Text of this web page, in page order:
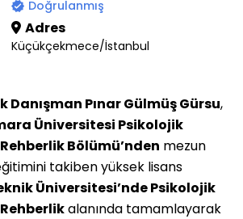
Doğrulanmış
Adres
Küçükçekmece/İstanbul
Danışman Pınar Gülmüş Gürsu,
Üniversitesi Psikolojik
Rehberlik Bölümü’nden mezun
takiben yüksek lisans
Üniversitesi’nde Psikolojik
Rehberlik alanında tamamlayarak